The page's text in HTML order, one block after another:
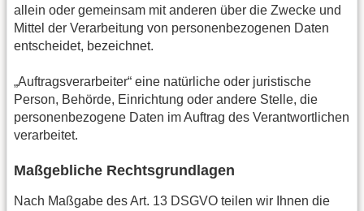
allein oder gemeinsam mit anderen über die Zwecke und
Mittel der Verarbeitung von personenbezogenen Daten
entscheidet, bezeichnet.
„Auftragsverarbeiter“ eine natürliche oder juristische
Person, Behörde, Einrichtung oder andere Stelle, die
personenbezogene Daten im Auftrag des Verantwortlichen
verarbeitet.
Maßgebliche Rechtsgrundlagen
Nach Maßgabe des Art. 13 DSGVO teilen wir Ihnen die